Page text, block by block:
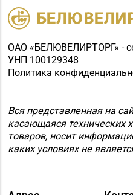
+375 (214) 74-67-75
ОАО «БЕЛЮВЕЛИРТОРГ» -
УНП 100129348
Политика
Вся представленная на
касающаяся технических
товаров, носит
каких условиях не